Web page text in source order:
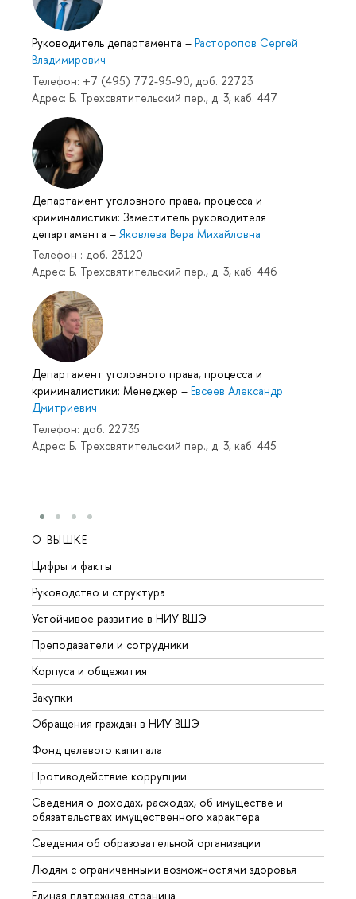
Руководитель департамента – Расторопов Сергей
Владимирович
Телефон: +7 (495) 772-95-90, доб. 22723
Адрес: Б. Трехсвятительский пер., д. 3, каб. 447
Департамент уголовного права, процесса и
криминалистики: Заместитель руководителя
департамента – Яковлева Вера Михайловна
Телефон : доб. 23120
Адрес: Б. Трехсвятительский пер., д. 3, каб. 446
Департамент уголовного права, процесса и
криминалистики: Менеджер – Евсеев Александр
Дмитриевич
Телефон: доб. 22735
Адрес: Б. Трехсвятительский пер., д. 3, каб. 445
О ВЫШКЕ
Цифры и факты
Руководство и структура
Устойчивое развитие в НИУ ВШЭ
Преподаватели и сотрудники
Корпуса и общежития
Закупки
Обращения граждан в НИУ ВШЭ
Фонд целевого капитала
Противодействие коррупции
Сведения о доходах, расходах, об имуществе и
обязательствах имущественного характера
Сведения об образовательной организации
Людям с ограниченными возможностями здоровья
Единая платежная страница